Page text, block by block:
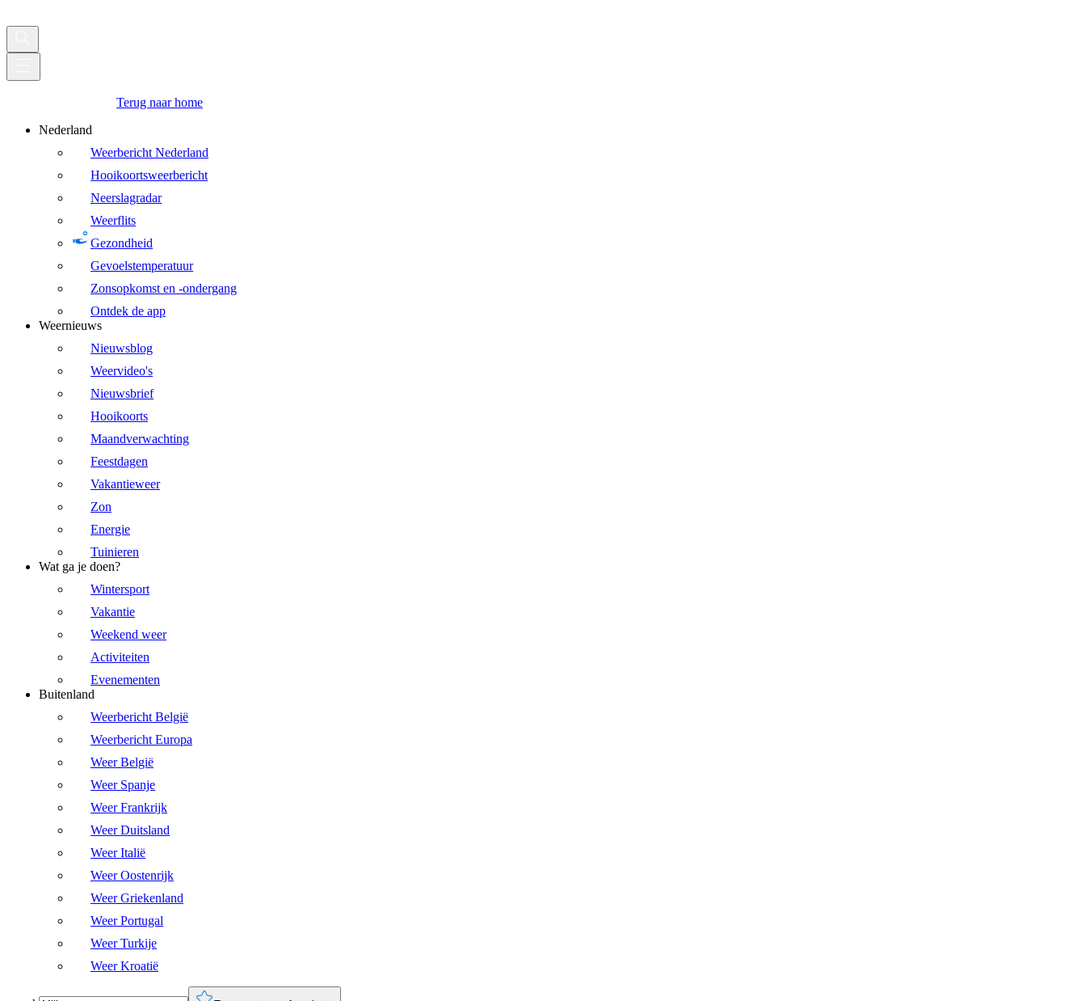
Terug naar home
Nederland
Weerbericht Nederland
Hooikoortsweerbericht
Neerslagradar
Weerflits
Gezondheid
Gevoelstemperatuur
Zonsopkomst en -ondergang
Ontdek de app
Weernieuws
Nieuwsblog
Weervideo's
Nieuwsbrief
Hooikoorts
Maandverwachting
Feestdagen
Vakantieweer
Zon
Energie
Tuinieren
Wat ga je doen?
Wintersport
Vakantie
Weekend weer
Activiteiten
Evenementen
Buitenland
Weerbericht België
Weerbericht Europa
Weer België
Weer Spanje
Weer Frankrijk
Weer Duitsland
Weer Italië
Weer Oostenrijk
Weer Griekenland
Weer Portugal
Weer Turkije
Weer Kroatië